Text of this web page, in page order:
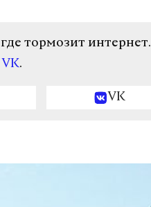
тормозит интернет.
VK.
VK